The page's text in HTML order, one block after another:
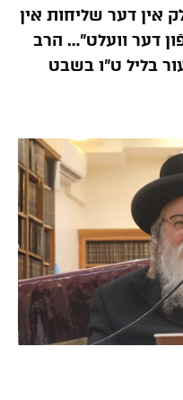
דער שליחות אין
דער וועלט”… הרב
בליל ט”ו בשבט